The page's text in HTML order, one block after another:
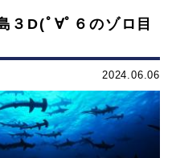
D(ﾟ∀ﾟ６のゾロ目
2024.06.06